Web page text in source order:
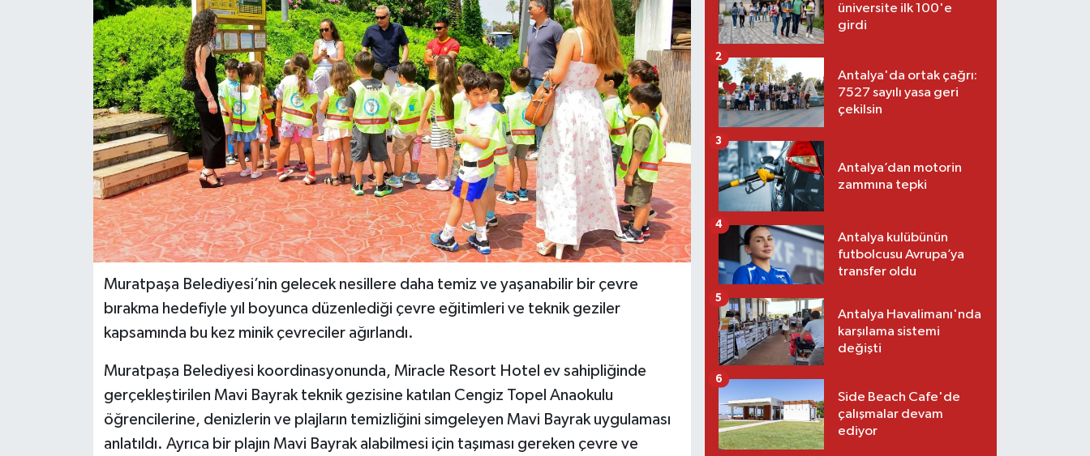
Muratpaşa Belediyesi’nin gelecek nesillere daha temiz ve yaşanabilir bir çevre
bırakma hedefiyle yıl boyunca düzenlediği çevre eğitimleri ve teknik geziler
kapsamında bu kez minik çevreciler ağırlandı.
Muratpaşa Belediyesi koordinasyonunda, Miracle Resort Hotel ev sahipliğinde
gerçekleştirilen Mavi Bayrak teknik gezisine katılan Cengiz Topel Anaokulu
öğrencilerine, denizlerin ve plajların temizliğini simgeleyen Mavi Bayrak uygulaması
anlatıldı. Ayrıca bir plajın Mavi Bayrak alabilmesi için taşıması gereken çevre ve
üniversite ilk 100'e
girdi
Antalya'da ortak çağrı:
7527 sayılı yasa geri
çekilsin
2
Antalya’dan motorin
zammına tepki
3
Antalya kulübünün
futbolcusu Avrupa’ya
transfer oldu
4
Antalya Havalimanı'nda
karşılama sistemi
değişti
5
Side Beach Cafe'de
çalışmalar devam
ediyor
6
EĞİTİM
TURİZM
RÖPORTAJ
VİDEO HABERLER
YAZARLAR
RESMİ İLAN
MAGAZİN